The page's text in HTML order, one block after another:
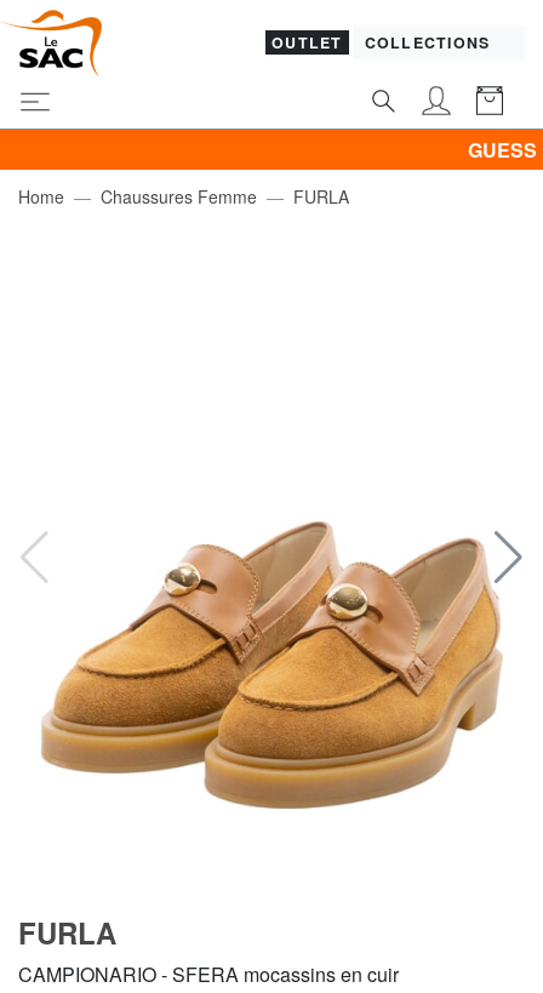
OUTLET COLLECTIONS
GUESS &
Home Chaussures Femme FURLA
FURLA
CAMPIONARIO - SFERA mocassins en cuir